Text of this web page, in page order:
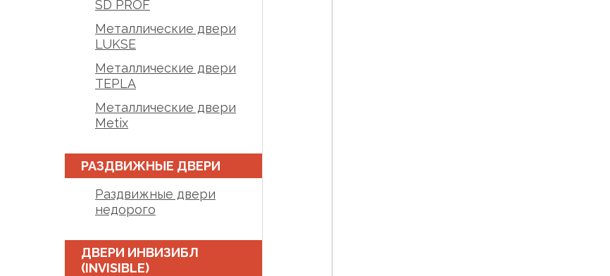
SD PROF
Металлические двери
LUKSE
Металлические двери
TEPLA
Металлические двери
Metix
РАЗДВИЖНЫЕ ДВЕРИ
Раздвижные двери
недорого
ДВЕРИ ИНВИЗИБЛ
(INVISIBLE)